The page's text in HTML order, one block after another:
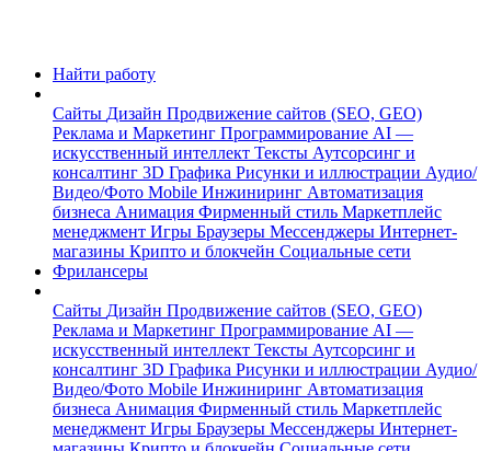
Найти работу
Сайты Дизайн Продвижение сайтов (SEO, GEO)
Реклама и Маркетинг Программирование AI —
искусственный интеллект Тексты Аутсорсинг и
консалтинг 3D Графика Рисунки и иллюстрации Аудио/
Видео/Фото Mobile Инжиниринг Автоматизация
бизнеса Анимация Фирменный стиль Маркетплейс
менеджмент Игры Браузеры Мессенджеры Интернет-
магазины Крипто и блокчейн Социальные сети
Фрилансеры
Сайты Дизайн Продвижение сайтов (SEO, GEO)
Реклама и Маркетинг Программирование AI —
искусственный интеллект Тексты Аутсорсинг и
консалтинг 3D Графика Рисунки и иллюстрации Аудио/
Видео/Фото Mobile Инжиниринг Автоматизация
бизнеса Анимация Фирменный стиль Маркетплейс
менеджмент Игры Браузеры Мессенджеры Интернет-